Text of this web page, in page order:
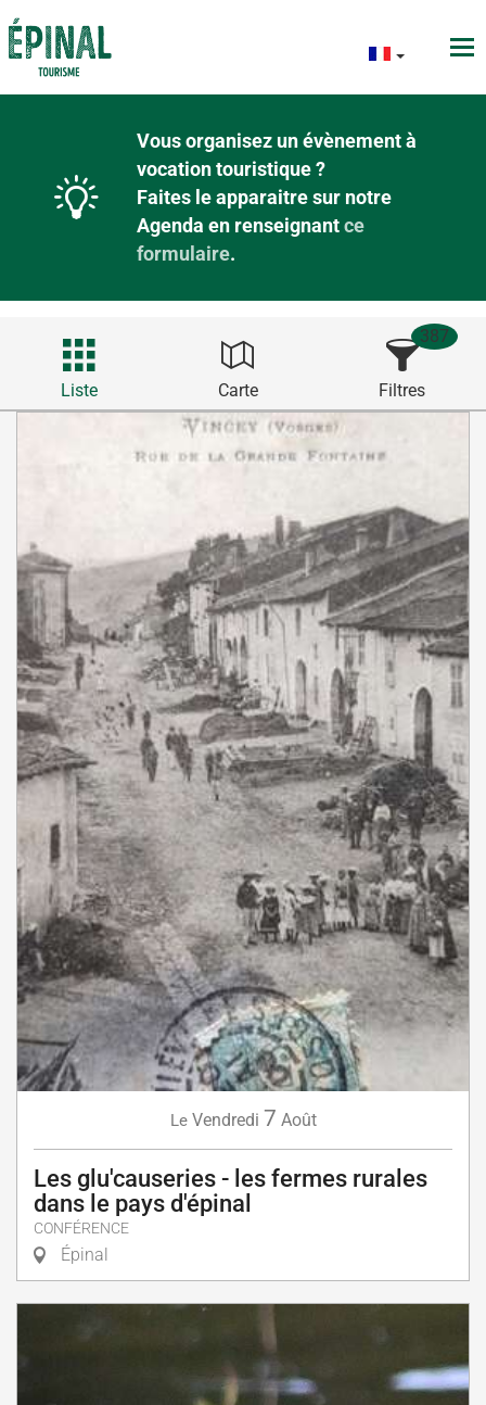
Vous organisez un évènement à
vocation touristique ?
Faites le apparaitre sur notre
Agenda en renseignantce
formulaire.
Liste Carte Filtres
387
Le Vendredi 7 Août
Les glu'causeries - les fermes rurales
dans le pays d'épinal
CONFÉRENCE
Épinal